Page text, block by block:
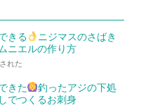
きる
ニジマスのさばき
ニエルの作り方
れた
きた
釣ったアジの下処
でつくるお刺身